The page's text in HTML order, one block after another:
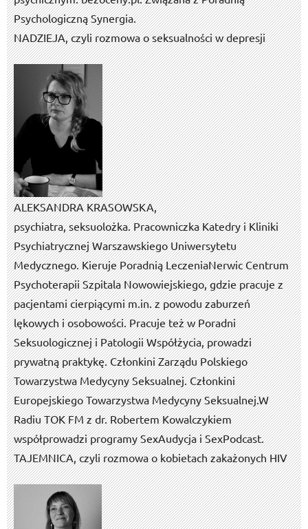
Psychologiczną Synergia.
NADZIEJA, czyli rozmowa o seksualności w depresji
ALEKSANDRA KRASOWSKA,
psychiatra, seksuolożka. Pracowniczka Katedry i Kliniki
Psychiatrycznej Warszawskiego Uniwersytetu
Medycznego. Kieruje Poradnią LeczeniaNerwic Centrum
Psychoterapii Szpitala Nowowiejskiego, gdzie pracuje z
pacjentami cierpiącymi m.in. z powodu zaburzeń
lękowych i osobowości. Pracuje też w Poradni
Seksuologicznej i Patologii Współżycia, prowadzi
prywatną praktykę. Członkini Zarządu Polskiego
Towarzystwa Medycyny Seksualnej. Członkini
Europejskiego Towarzystwa Medycyny Seksualnej.W
Radiu TOK FM z dr. Robertem Kowalczykiem
współprowadzi programy SexAudycja i SexPodcast.
TAJEMNICA, czyli rozmowa o kobietach zakażonych HIV